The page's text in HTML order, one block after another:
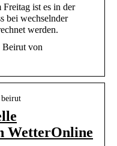
ist es in der
bei wechselnder
werden.
Beirut von
WetterOnline